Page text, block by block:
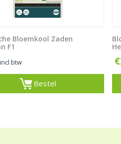
Bloemkool Zaden
F1
incl btw
Bestel
€